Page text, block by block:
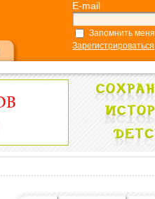
E-mail
Запомнить меня
Зарегистрироваться